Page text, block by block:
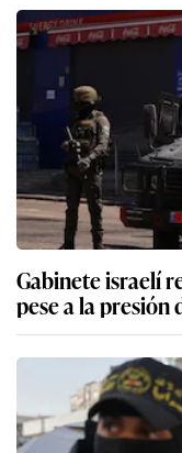
Gabinete israelí
pese a la presión